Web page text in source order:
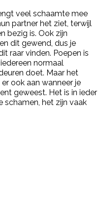
veel schaamte mee
partner het ziet, terwijl
bezig is. Ook zijn
dit gewend, dus je
raar vinden. Poepen is
normaal
doet. Maar het
ook aan wanneer je
geweest. Het is in ieder
schamen, het zijn vaak